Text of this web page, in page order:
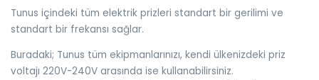
Tunus içindeki tüm elektrik prizleri standart bir gerilimi ve
standart bir frekansı sağlar.
Buradaki; Tunus tüm ekipmanlarınızı, kendi ülkenizdeki priz
voltajı 220V-240V arasında ise kullanabilirsiniz.